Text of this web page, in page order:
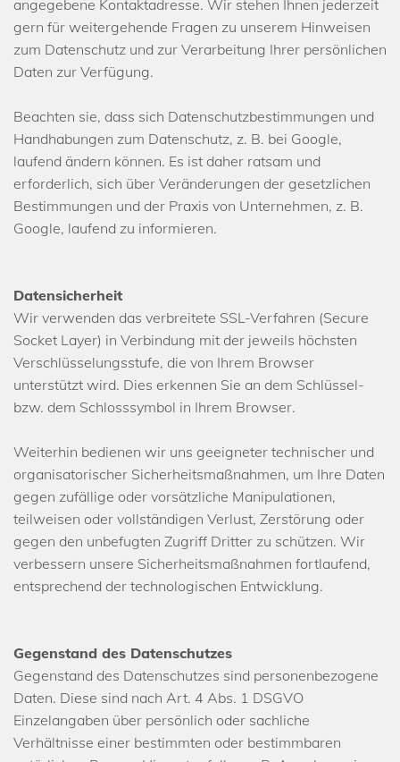
angegebene Kontaktadresse. Wir stehen Ihnen jederzeit
gern für weitergehende Fragen zu unserem Hinweisen
zum Datenschutz und zur Verarbeitung Ihrer persönlichen
Daten zur Verfügung.
Beachten sie, dass sich Datenschutzbestimmungen und
Handhabungen zum Datenschutz, z. B. bei Google,
laufend ändern können. Es ist daher ratsam und
erforderlich, sich über Veränderungen der gesetzlichen
Bestimmungen und der Praxis von Unternehmen, z. B.
Google, laufend zu informieren.
Datensicherheit
Wir verwenden das verbreitete SSL-Verfahren (Secure
Socket Layer) in Verbindung mit der jeweils höchsten
Verschlüsselungsstufe, die von Ihrem Browser
unterstützt wird. Dies erkennen Sie an dem Schlüssel-
bzw. dem Schlosssymbol in Ihrem Browser.
Weiterhin bedienen wir uns geeigneter technischer und
organisatorischer Sicherheitsmaßnahmen, um Ihre Daten
gegen zufällige oder vorsätzliche Manipulationen,
teilweisen oder vollständigen Verlust, Zerstörung oder
gegen den unbefugten Zugriff Dritter zu schützen. Wir
verbessern unsere Sicherheitsmaßnahmen fortlaufend,
entsprechend der technologischen Entwicklung.
Gegenstand des Datenschutzes
Gegenstand des Datenschutzes sind personenbezogene
Daten. Diese sind nach Art. 4 Abs. 1 DSGVO
Einzelangaben über persönlich oder sachliche
Verhältnisse einer bestimmten oder bestimmbaren